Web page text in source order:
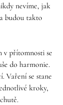
nevíme, jak
budou takto
v přítomnosti se
do harmonie.
Vaření se stane
kroky,